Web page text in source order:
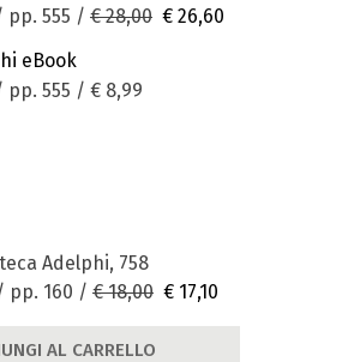
pp. 555 / € 28,00 € 26,60
eBook
pp. 555 / € 8,99
Adelphi, 758
pp. 160 / € 18,00 € 17,10
AL CARRELLO